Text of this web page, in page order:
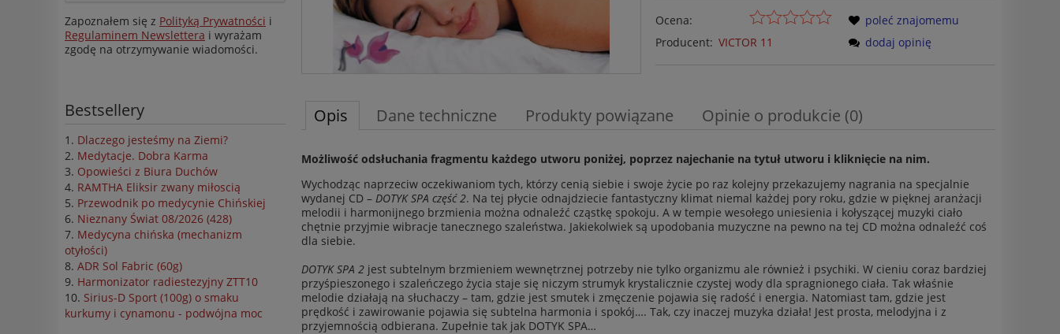
Zapoznałem się z Polityką Prywatności i
Regulaminem Newslettera i wyrażam
zgodę na otrzymywanie wiadomości.
Bestsellery
Dlaczego jesteśmy na Ziemi?
Medytacje. Dobra Karma
Opowieści z Biura Duchów
RAMTHA Eliksir zwany miłoscią
Przewodnik po medycynie Chińskiej
Nieznany Świat 08/2026 (428)
Medycyna chińska (mechanizm
otyłości)
ADR Sol Fabric (60g)
Harmonizator radiestezyjny ZTT10
Sirius-D Sport (100g) o smaku
kurkumy i cynamonu - podwójna moc
Ocena:
Producent: VICTOR 11
poleć znajomemu
dodaj opinię
Opis Dane techniczne Produkty powiązane Opinie o produkcie (0)
Możliwość odsłuchania fragmentu każdego utworu poniżej, poprzez najechanie na tytuł utworu i kliknięcie na nim.
Wychodząc naprzeciw oczekiwaniom tych, którzy cenią siebie i swoje życie po raz kolejny przekazujemy nagrania na specjalnie
wydanej CD – DOTYK SPA część 2. Na tej płycie odnajdziecie fantastyczny klimat niemal każdej pory roku, gdzie w pięknej aranżacji
melodii i harmonijnego brzmienia można odnaleźć cząstkę spokoju. A w tempie wesołego uniesienia i kołyszącej muzyki ciało
chętnie przyjmie wibracje tanecznego szaleństwa. Jakiekolwiek są upodobania muzyczne na pewno na tej CD można odnaleźć coś
dla siebie.
DOTYK SPA 2 jest subtelnym brzmieniem wewnętrznej potrzeby nie tylko organizmu ale również i psychiki. W cieniu coraz bardziej
przyśpieszonego i szaleńczego życia staje się niczym strumyk krystalicznie czystej wody dla spragnionego ciała. Tak właśnie
melodie działają na słuchaczy – tam, gdzie jest smutek i zmęczenie pojawia się radość i energia. Natomiast tam, gdzie jest
prędkość i zawirowanie pojawia się subtelna harmonia i spokój…. Tak, czy inaczej muzyka działa! Jest prosta, melodyjna i z
przyjemnością odbierana. Zupełnie tak jak DOTYK SPA…